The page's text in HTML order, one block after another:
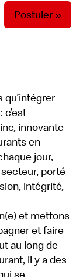
Postuler »
qu’intégrer
innovante
en
jour,
porté
intégrité,
et mettons
et faire
au long de
il y a des